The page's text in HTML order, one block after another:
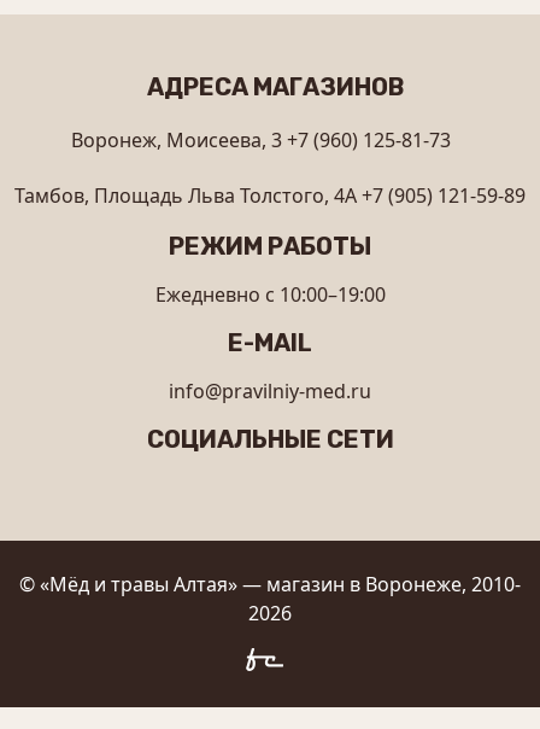
АДРЕСА МАГАЗИНОВ
Воронеж, Моисеева, 3+7 (960) 125-81-73
Тамбов, Площадь Льва Толстого, 4А+7 (905) 121-59-89
РЕЖИМ РАБОТЫ
Ежедневно с 10:00–19:00
E-MAIL
info@pravilniy-med.ru
СОЦИАЛЬНЫЕ СЕТИ
© «Мёд и травы Алтая» — магазин в Воронеже, 2010-
2026